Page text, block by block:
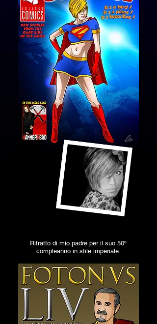
Ritratto di mio padre per il suo 50º
compleanno in stile imperiale.